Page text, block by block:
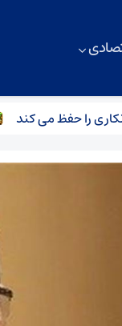
را حفظ می کند